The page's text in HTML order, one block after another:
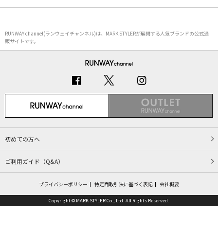
RUNWAY channel(ランウェイチャンネル)は、MARK STYLERが展開する人気ブランドの公式通
販サイトです。
初めての方へ
ご利用ガイド（Q&A）
プライバシーポリシー 特定商取引法に基づく表記 会社概要
Copyright © MARK STYLER Co., Ltd. All Rights Reserved.